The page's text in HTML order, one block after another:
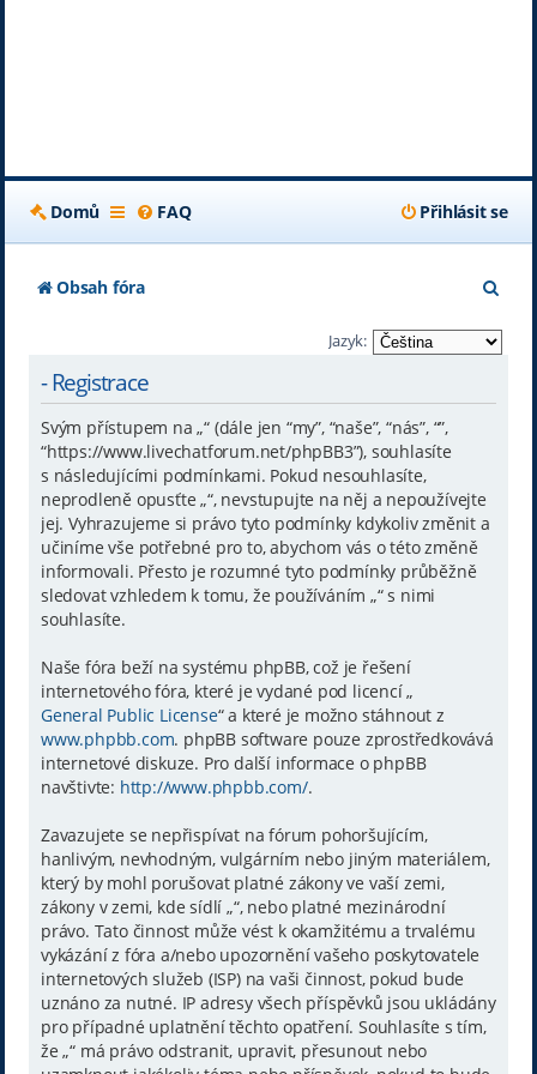
Domů FAQ Přihlásit se
Obsah fóra
e
Jazyk:
- Registrace
Svým přístupem na „“ (dále jen “my”, “naše”, “nás”, “”,
“https://www.livechatforum.net/phpBB3”), souhlasíte
s následujícími podmínkami. Pokud nesouhlasíte,
neprodleně opusťte „“, nevstupujte na něj a nepoužívejte
jej. Vyhrazujeme si právo tyto podmínky kdykoliv změnit a
učiníme vše potřebné pro to, abychom vás o této změně
informovali. Přesto je rozumné tyto podmínky průběžně
sledovat vzhledem k tomu, že používáním „“ s nimi
souhlasíte.
Naše fóra beží na systému phpBB, což je řešení
internetového fóra, které je vydané pod licencí „
General Public License“ a které je možno stáhnout z
www.phpbb.com. phpBB software pouze zprostředkovává
internetové diskuze. Pro další informace o phpBB
navštivte: http://www.phpbb.com/.
Zavazujete se nepřispívat na fórum pohoršujícím,
hanlivým, nevhodným, vulgárním nebo jiným materiálem,
který by mohl porušovat platné zákony ve vaší zemi,
zákony v zemi, kde sídlí „“, nebo platné mezinárodní
právo. Tato činnost může vést k okamžitému a trvalému
vykázání z fóra a/nebo upozornění vašeho poskytovatele
internetových služeb (ISP) na vaši činnost, pokud bude
uznáno za nutné. IP adresy všech příspěvků jsou ukládány
pro případné uplatnění těchto opatření. Souhlasíte s tím,
že „“ má právo odstranit, upravit, přesunout nebo